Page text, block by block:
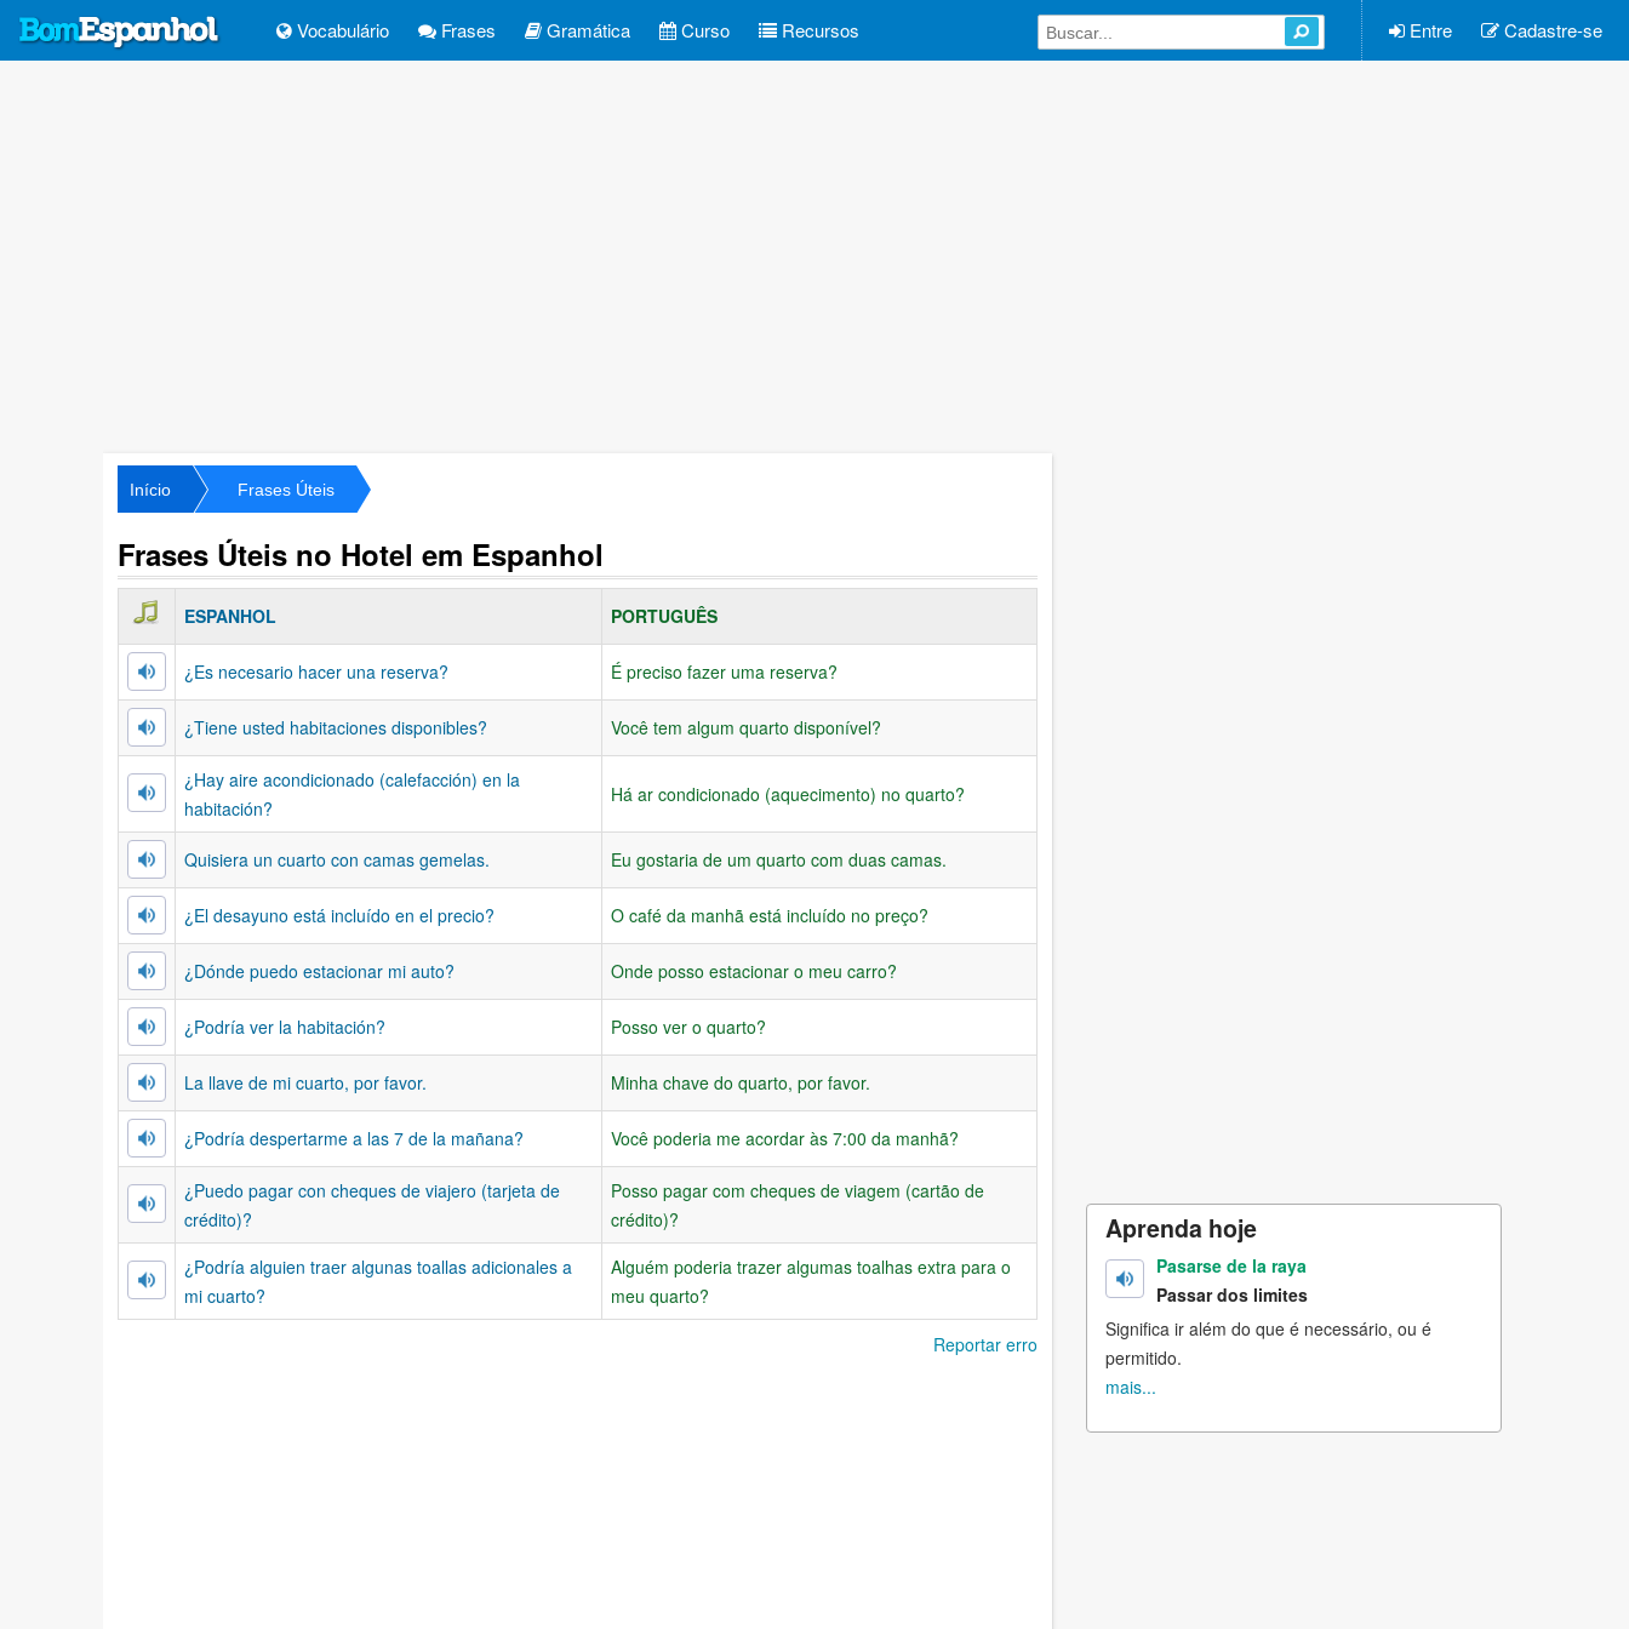
Vocabulário Frases Gramática Curso Recursos Entre Cadastre-se
Início Frases Úteis
Frases Úteis no Hotel em Espanhol
ESPANHOL PORTUGUÊS
¿Es necesario hacer una reserva? É preciso fazer uma reserva?
¿Tiene usted habitaciones disponibles? Você tem algum quarto disponível?
¿Hay aire acondicionado (calefacción) en la
habitación?
Há ar condicionado (aquecimento) no quarto?
Quisiera un cuarto con camas gemelas. Eu gostaria de um quarto com duas camas.
¿El desayuno está incluído en el precio? O café da manhã está incluído no preço?
¿Dónde puedo estacionar mi auto? Onde posso estacionar o meu carro?
¿Podría ver la habitación? Posso ver o quarto?
La llave de mi cuarto, por favor. Minha chave do quarto, por favor.
¿Podría despertarme a las 7 de la mañana? Você poderia me acordar às 7:00 da manhã?
¿Puedo pagar con cheques de viajero (tarjeta de
crédito)?
Posso pagar com cheques de viagem (cartão de
crédito)?
¿Podría alguien traer algunas toallas adicionales a
mi cuarto?
Alguém poderia trazer algumas toalhas extra para o
meu quarto?
Reportar erro
Aprenda hoje
Pasarse de la raya
Passar dos limites
Significa ir além do que é necessário, ou é
permitido.
mais...